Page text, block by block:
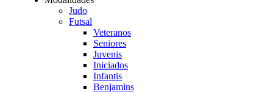
Judo
Futsal
Veteranos
Seniores
Juvenis
Iniciados
Infantis
Benjamins